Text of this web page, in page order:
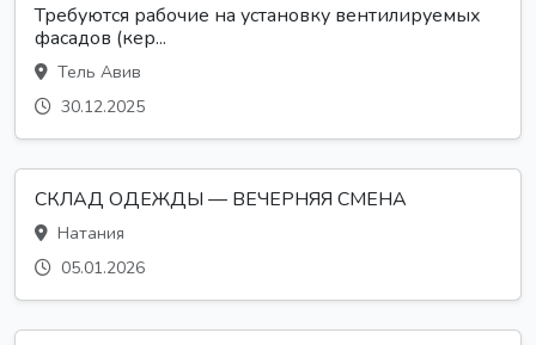
Требуются рабочие на установку вентилируемых
фасадов (кер...
Тель Авив
30.12.2025
СКЛАД ОДЕЖДЫ — ВЕЧЕРНЯЯ СМЕНА
Натания
05.01.2026